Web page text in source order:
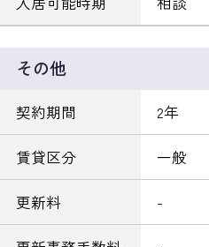
その他
契約期間 2年
賃貸区分 一般
更新料 -